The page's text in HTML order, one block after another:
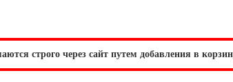
строго через сайт путем добавления в